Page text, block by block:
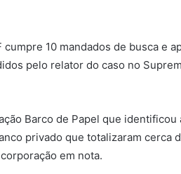
10 mandados de busca e
pelo relator do caso no
Barco de Papel que
privado que totalizaram cerca
em nota.